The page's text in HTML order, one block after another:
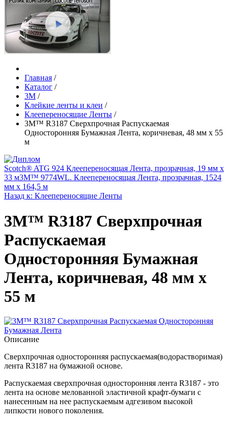
Главная /
Каталог /
3М /
Клейкие ленты и клеи /
Клеепереносящие Ленты /
3M™ R3187 Сверхпрочная Распускаемая
Односторонняя Бумажная Лента, коричневая, 48 мм х 55
м
Scotch® ATG 924 Клеепереносящая Лента, прозрачная, 19 мм x
33 м3M™ 9774WL. Клеепереносящая Лента, прозрачная, 1524
мм х 164,5 м
Назад к: Клеепереносящие Ленты
3M™ R3187 Сверхпрочная
Распускаемая
Односторонняя Бумажная
Лента, коричневая, 48 мм х
55 м
Описание
Сверхпрочная односторонняя распускаемая(водорастворимая)
лента R3187 на бумажной основе.
Распускаемая сверхпрочная односторонняя лента R3187 - это
лента на основе мелованной эластичной крафт-бумаги с
нанесенным на нее распускаемым адгезивом высокой
липкости нового поколения.